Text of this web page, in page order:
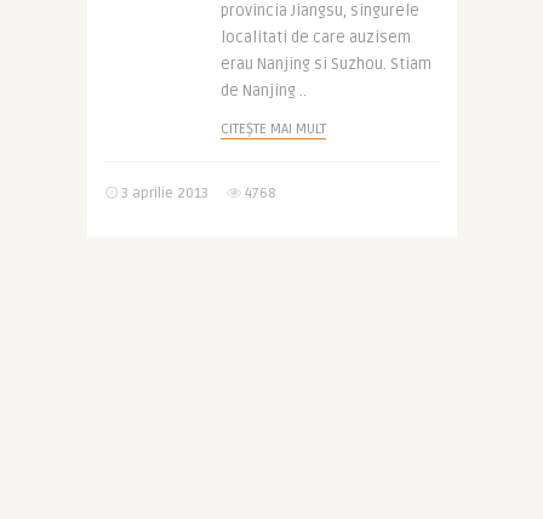
provincia Jiangsu, singurele
localitati de care auzisem
erau Nanjing si Suzhou. Stiam
de Nanjing ..
CITEȘTE MAI MULT
3 aprilie 2013 4768